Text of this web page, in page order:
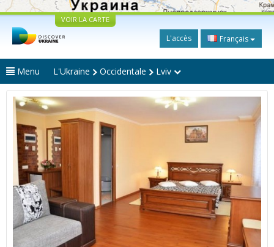
VOIR LA CARTE
L'accès Français
Menu L'Ukraine Occidentale Lviv